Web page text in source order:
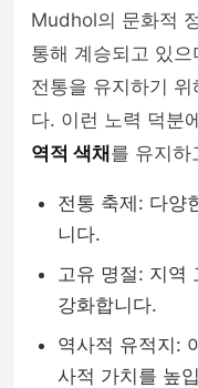
Mudhol의 문화적
통해 계승되고 있
전통을 유지하기
다. 이런 노력 덕분
역적 색채 를 유지하
전통 축제: 다양
니다.
고유 명절: 지역
강화합니다.
역사적 유적지:
사적 가치를 높